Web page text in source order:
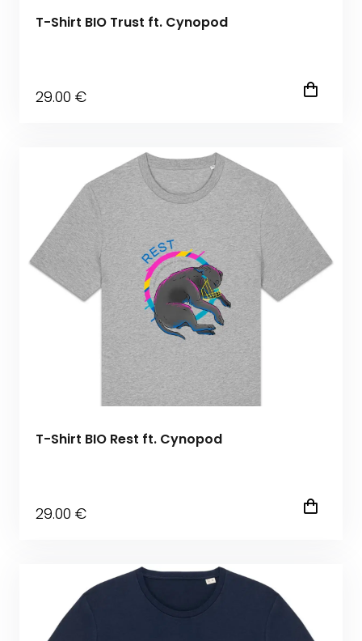
T-Shirt BIO Trust ft. Cynopod
29.00 €
T-Shirt BIO Rest ft. Cynopod
29.00 €